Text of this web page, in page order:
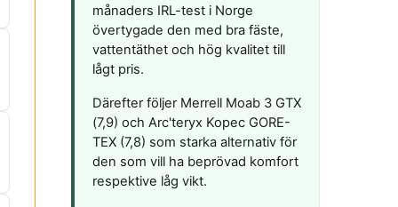
månaders IRL-test i Norge
övertygade den med bra fäste,
vattentäthet och hög kvalitet till
lågt pris.
Därefter följer Merrell Moab 3 GTX
(7,9) och Arc'teryx Kopec GORE-
TEX (7,8) som starka alternativ för
den som vill ha beprövad komfort
respektive låg vikt.